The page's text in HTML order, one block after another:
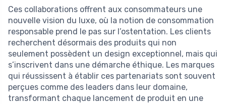
Ces collaborations offrent aux consommateurs une
nouvelle vision du luxe, où la notion de consommation
responsable prend le pas sur l’ostentation. Les clients
recherchent désormais des produits qui non
seulement possèdent un design exceptionnel, mais qui
s’inscrivent dans une démarche éthique. Les marques
qui réussissent à établir ces partenariats sont souvent
perçues comme des leaders dans leur domaine,
transformant chaque lancement de produit en une